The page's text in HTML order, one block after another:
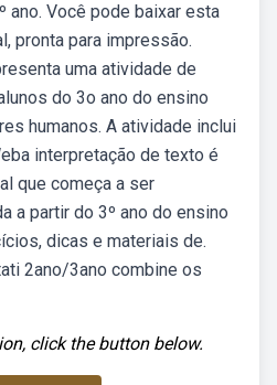
ano. Você pode baixar esta
pronta para impressão.
uma atividade de
do 3o ano do ensino
humanos. A atividade inclui
interpretação de texto é
que começa a ser
a partir do 3º ano do ensino
dicas e materiais de.
2ano/3ano combine os
click the button below.